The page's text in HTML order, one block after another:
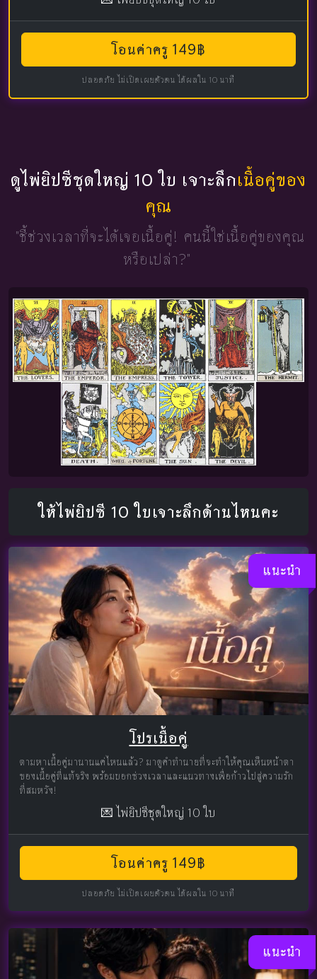
โอนค่าครู 149฿
ปลอดภัย ไม่เปิดเผยตัวตน ได้ผลใน 10 นาที
ดูไพ่ยิปซีชุดใหญ่ 10 ใบ เจาะลึกเนื้อคู่ของ
คุณ
"ชี้ช่วงเวลาที่จะได้เจอเนื้อคู่! คนนี้ใช่เนื้อคู่ของคุณ
หรือเปล่า?"
ให้ไพ่ยิปซี 10 ใบเจาะลึกด้านไหนคะ
แนะนำ
โปรเนื้อคู่
ตามหาเนื้อคู่มานานแค่ไหนแล้ว? มาดูคำทำนายที่จะทำให้คุณเห็นหน้าตา
ของเนื้อคู่ที่แท้จริง พร้อมบอกช่วงเวลาและแนวทางเพื่อก้าวไปสู่ความรัก
ที่สมหวัง!
💌 ไพ่ยิปซีชุดใหญ่ 10 ใบ
โอนค่าครู 149฿
ปลอดภัย ไม่เปิดเผยตัวตน ได้ผลใน 10 นาที
แนะนำ